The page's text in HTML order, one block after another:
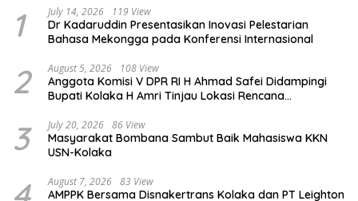
1 July 14, 2026 119 View
Dr Kadaruddin Presentasikan Inovasi Pelestarian
Bahasa Mekongga pada Konferensi Internasional
2 August 5, 2026 108 View
Anggota Komisi V DPR RI H Ahmad Safei Didampingi
Bupati Kolaka H Amri Tinjau Lokasi Rencana
Wundulako
3 July 20, 2026 86 View
Masyarakat Bombana Sambut Baik Mahasiswa KKN
USN-Kolaka
August 7, 2026 83 View
AMPPK Bersama Disnakertrans Kolaka dan PT Leighton